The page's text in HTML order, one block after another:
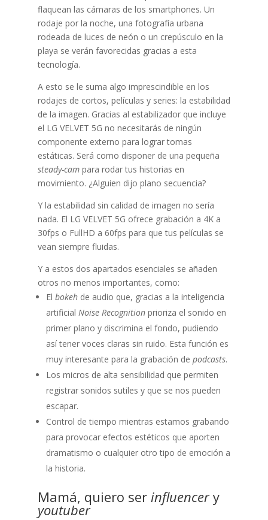
flaquean las cámaras de los smartphones. Un
rodaje por la noche, una fotografía urbana
rodeada de luces de neón o un crepúsculo en la
playa se verán favorecidas gracias a esta
tecnología.
A esto se le suma algo imprescindible en los
rodajes de cortos, películas y series: la estabilidad
de la imagen. Gracias al estabilizador que incluye
el LG VELVET 5G no necesitarás de ningún
componente externo para lograr tomas
estáticas. Será como disponer de una pequeña
steady-campara rodar tus historias en
movimiento. ¿Alguien dijo plano secuencia?
Y la estabilidad sin calidad de imagen no sería
nada. El LG VELVET 5G ofrece grabación a 4K a
30fps o FullHD a 60fps para que tus películas se
vean siempre fluidas.
Y a estos dos apartados esenciales se añaden
otros no menos importantes, como:
El bokehde audio que, gracias a la inteligencia
artificial Noise Recognitionprioriza el sonido en
primer plano y discrimina el fondo, pudiendo
así tener voces claras sin ruido. Esta función es
muy interesante para la grabación de podcasts.
Los micros de alta sensibilidad que permiten
registrar sonidos sutiles y que se nos pueden
escapar.
Control de tiempo mientras estamos grabando
para provocar efectos estéticos que aporten
dramatismo o cualquier otro tipo de emoción a
la historia.
Mamá, quiero ser influencery
youtuber